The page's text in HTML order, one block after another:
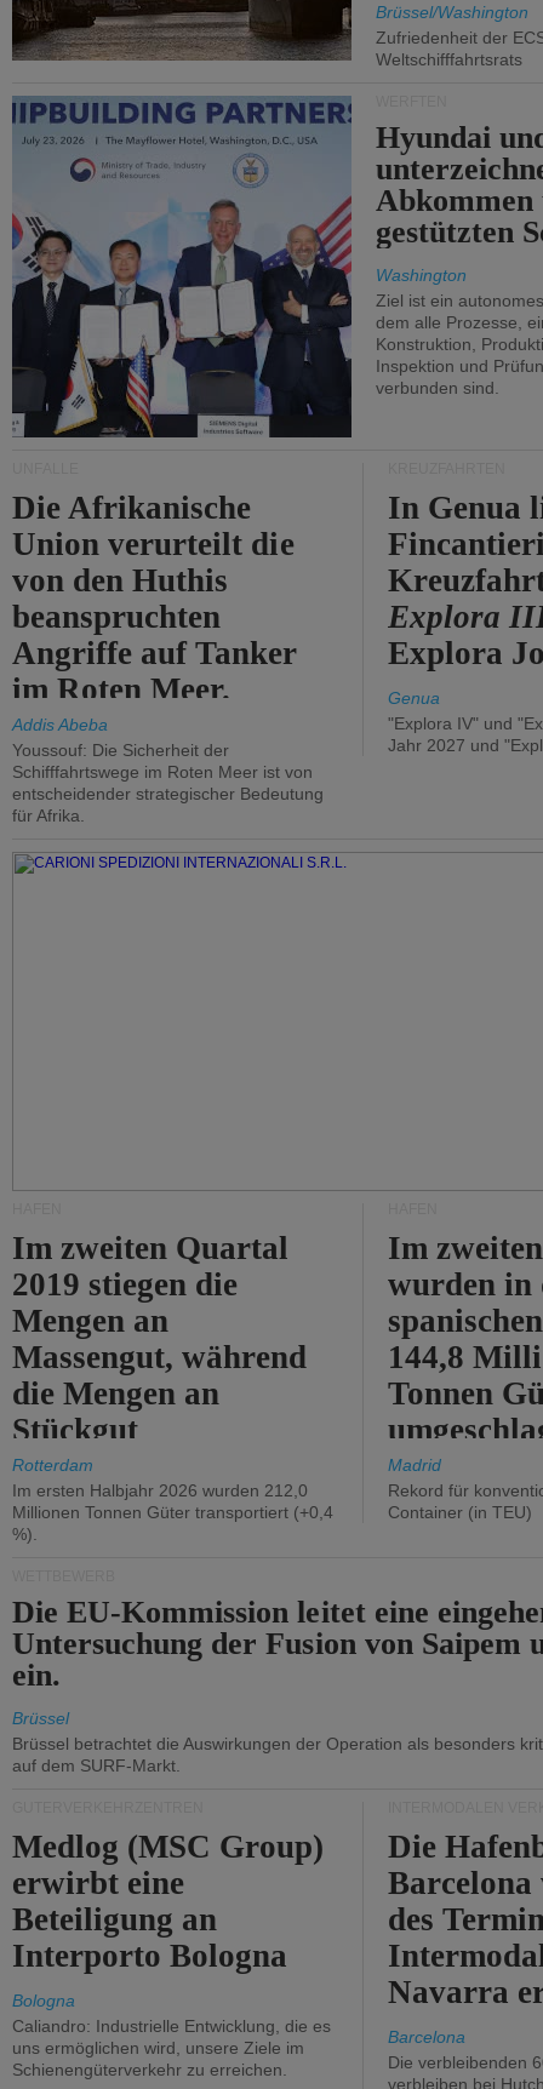
Brüssel/Washington
Zufriedenheit der
Weltschifffahrtsrats
Hyundai
gestützten
Washington
Ziel ist ein
dem alle Prozesse,
Konstruktion,
Inspektion und
verbunden sind.
Die Afrikanische
Union verurteilt die
von den Huthis
beanspruchten
Angriffe auf Tanker
im Roten Meer.
Addis Abeba
Youssouf: Die Sicherheit der
Schifffahrtswege im Roten Meer ist von
entscheidender strategischer Bedeutung
für Afrika.
In Genua
Explora
Explora
Genua
"Explora IV" und
Jahr 2027 und
Im zweiten Quartal
2019 stiegen die
Mengen an
Massengut, während
die Mengen an
Stückgut
zurückgingen.
Rotterdam
Im ersten Halbjahr 2026 wurden 212,0
Millionen Tonnen Güter transportiert (+0,4
%).
Im
wurden in
144,8
Tonnen
%).
Madrid
Rekord für
Container (in TEU)
Die EU-Kommission leitet eine
Untersuchung der Fusion von Saipem
ein.
Brüssel
Brüssel betrachtet die Auswirkungen der Operation als besonders
auf dem SURF-Markt.
Medlog (MSC Group)
erwirbt eine
Beteiligung an
Interporto Bologna
Bologna
Caliandro: Industrielle Entwicklung, die es
uns ermöglichen wird, unsere Ziele im
Schienengüterverkehr zu erreichen.
Die
des
Navarra
Barcelona
Die verbleibenden
verbleiben bei